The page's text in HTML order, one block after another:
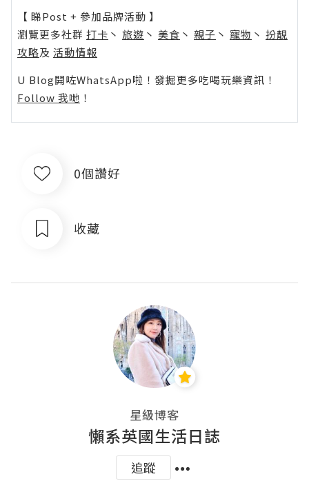
【 睇Post + 參加品牌活動 】
瀏覽更多社群 打卡 丶 旅遊 丶 美食 丶 親子 丶 寵物 丶 扮靚
攻略及 活動情報
U Blog開咗WhatsApp啦！發掘更多吃喝玩樂資訊！
Follow 我哋 ！
0個讚好
收藏
星級博客
懶系英國生活日誌
追蹤